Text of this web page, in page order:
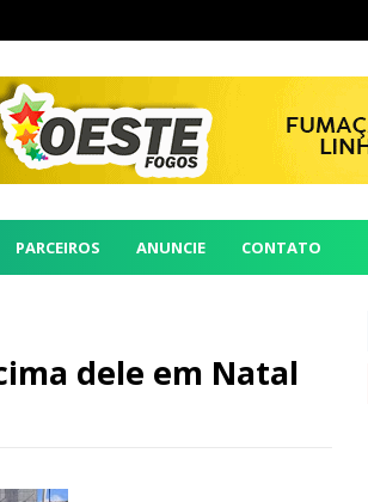
PARCEIROS ANUNCIE CONTATO
dele em Natal